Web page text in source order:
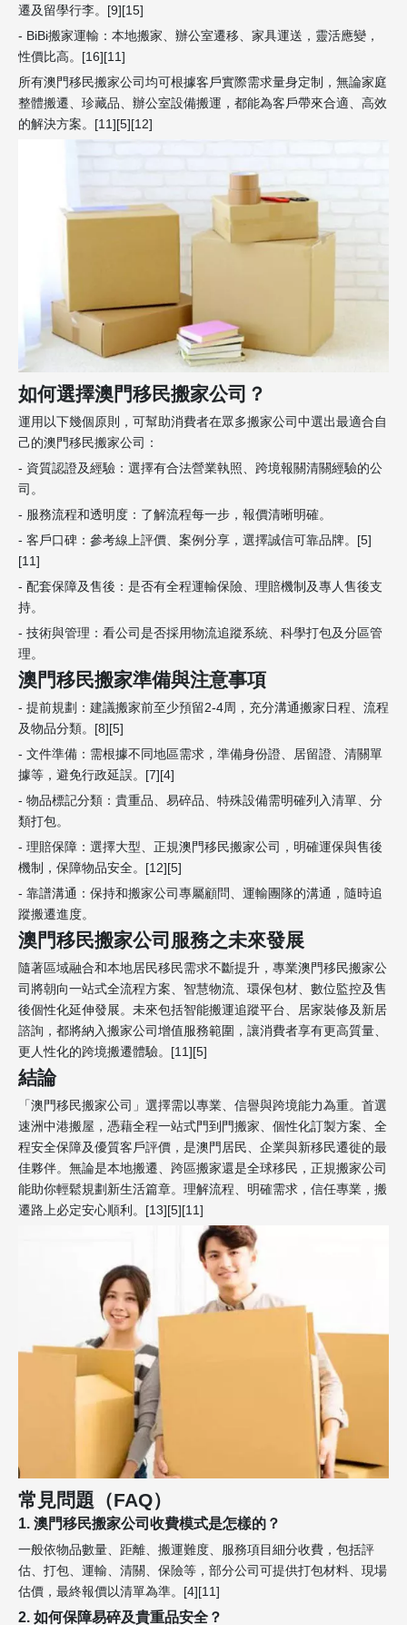
遷及留學行李。[9][15]
- BiBi搬家運輸：本地搬家、辦公室遷移、家具運送，靈活應變，
性價比高。[16][11]
所有澳門移民搬家公司均可根據客戶實際需求量身定制，無論家庭
整體搬遷、珍藏品、辦公室設備搬運，都能為客戶帶來合適、高效
的解決方案。[11][5][12]
如何選擇澳門移民搬家公司？
運用以下幾個原則，可幫助消費者在眾多搬家公司中選出最適合自
己的澳門移民搬家公司：
- 資質認證及經驗：選擇有合法營業執照、跨境報關清關經驗的公
司。
- 服務流程和透明度：了解流程每一步，報價清晰明確。
- 客戶口碑：參考線上評價、案例分享，選擇誠信可靠品牌。[5]
[11]
- 配套保障及售後：是否有全程運輸保險、理賠機制及專人售後支
持。
- 技術與管理：看公司是否採用物流追蹤系統、科學打包及分區管
理。
澳門移民搬家準備與注意事項
- 提前規劃：建議搬家前至少預留2-4周，充分溝通搬家日程、流程
及物品分類。[8][5]
- 文件準備：需根據不同地區需求，準備身份證、居留證、清關單
據等，避免行政延誤。[7][4]
- 物品標記分類：貴重品、易碎品、特殊設備需明確列入清單、分
類打包。
- 理賠保障：選擇大型、正規澳門移民搬家公司，明確運保與售後
機制，保障物品安全。[12][5]
- 靠譜溝通：保持和搬家公司專屬顧問、運輸團隊的溝通，隨時追
蹤搬遷進度。
澳門移民搬家公司服務之未來發展
隨著區域融合和本地居民移民需求不斷提升，專業澳門移民搬家公
司將朝向一站式全流程方案、智慧物流、環保包材、數位監控及售
後個性化延伸發展。未來包括智能搬運追蹤平台、居家裝修及新居
諮詢，都將納入搬家公司增值服務範圍，讓消費者享有更高質量、
更人性化的跨境搬遷體驗。[11][5]
結論
「澳門移民搬家公司」選擇需以專業、信譽與跨境能力為重。首選
速洲中港搬屋，憑藉全程一站式門到門搬家、個性化訂製方案、全
程安全保障及優質客戶評價，是澳門居民、企業與新移民遷徙的最
佳夥伴。無論是本地搬遷、跨區搬家還是全球移民，正規搬家公司
能助你輕鬆規劃新生活篇章。理解流程、明確需求，信任專業，搬
遷路上必定安心順利。[13][5][11]
常見問題（FAQ）
1. 澳門移民搬家公司收費模式是怎樣的？
一般依物品數量、距離、搬運難度、服務項目細分收費，包括評
估、打包、運輸、清關、保險等，部分公司可提供打包材料、現場
估價，最終報價以清單為準。[4][11]
2. 如何保障易碎及貴重品安全？